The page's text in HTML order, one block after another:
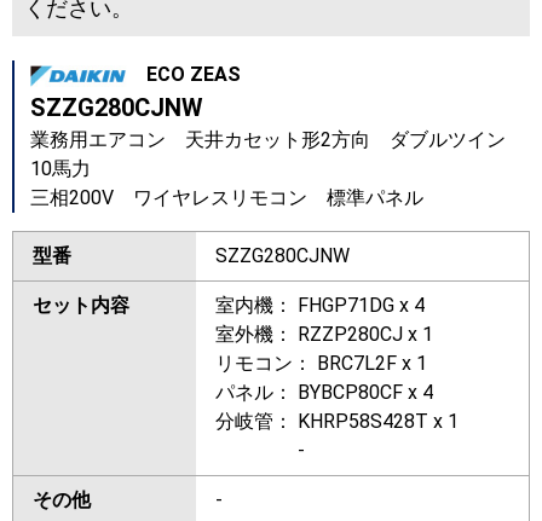
ください。
ECO ZEAS
SZZG280CJNW
業務用エアコン 天井カセット形2方向 ダブルツイン
10馬力
三相200V ワイヤレスリモコン 標準パネル
型番 SZZG280CJNW
セット内容
室内機： FHGP71DG x 4
室外機： RZZP280CJ x 1
リモコン： BRC7L2F x 1
パネル： BYBCP80CF x 4
分岐管： KHRP58S428T x 1
-
その他 -